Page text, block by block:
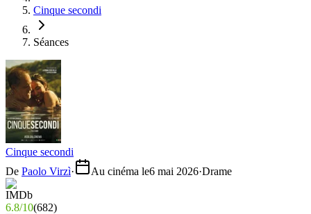
Cinque secondi
Séances
Cinque secondi
De Paolo Virzì· Au cinéma le6 mai 2026·Drame
6.8/10(682)